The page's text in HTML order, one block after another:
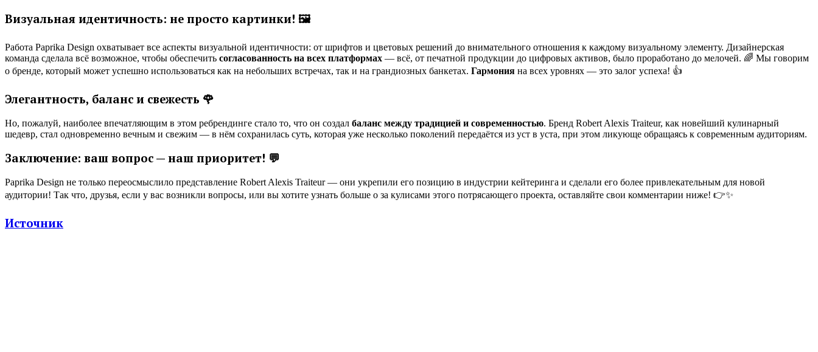
Визуальная идентичность: не просто картинки! 🖼️
Работа Paprika Design охватывает все аспекты визуальной идентичности: от шрифтов и цветовых решений до внимательного отношения к каждому визуальному элементу. Дизайнерская
команда сделала всё возможное, чтобы обеспечить согласованность на всех платформах — всё, от печатной продукции до цифровых активов, было проработано до мелочей. 🌈 Мы говорим
о бренде, который может успешно использоваться как на небольших встречах, так и на грандиозных банкетах. Гармония на всех уровнях — это залог успеха! 👍
Элегантность, баланс и свежесть 🌹
Но, пожалуй, наиболее впечатляющим в этом ребрендинге стало то, что он создал баланс между традицией и современностью. Бренд Robert Alexis Traiteur, как новейший кулинарный
шедевр, стал одновременно вечным и свежим — в нём сохранилась суть, которая уже несколько поколений передаётся из уст в уста, при этом ликующе обращаясь к современным аудиториям.
Заключение: ваш вопрос — наш приоритет! 💬
Paprika Design не только переосмыслило представление Robert Alexis Traiteur — они укрепили его позицию в индустрии кейтеринга и сделали его более привлекательным для новой
аудитории! Так что, друзья, если у вас возникли вопросы, или вы хотите узнать больше о за кулисами этого потрясающего проекта, оставляйте свои комментарии ниже! 👉✨
Источник